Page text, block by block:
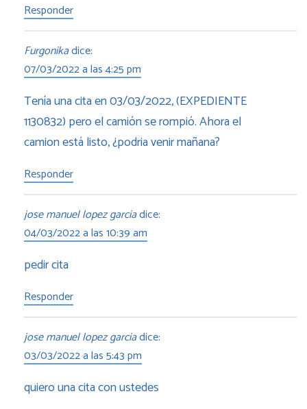
Responder
Furgonikadice:
07/03/2022 a las 4:25 pm
Tenía una cita en 03/03/2022, (EXPEDIENTE
1130832) pero el camión se rompió. Ahora el
camion está listo, ¿podria venir mañana?
Responder
jose manuel lopez garciadice:
04/03/2022 a las 10:39 am
pedir cita
Responder
jose manuel lopez garciadice:
03/03/2022 a las 5:43 pm
quiero una cita con ustedes